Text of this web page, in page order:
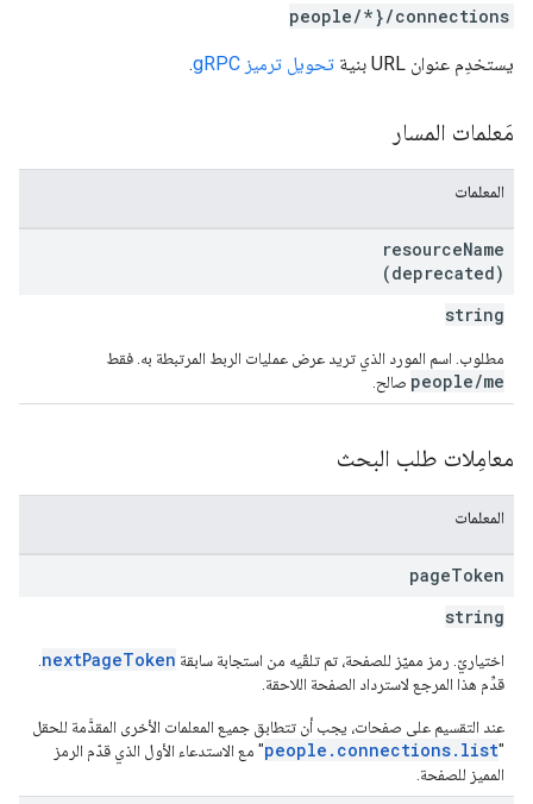
people/*}/connections
يستخدِم عنوان URL بنية تحويل ترميز gRPC .
مَعلمات المسار
المعلمات
resourceName
(deprecated)
string
مطلوب. اسم المورد الذي تريد عرض عمليات الربط المرتبطة به. فقط
people/me صالح.
معامِلات طلب البحث
المعلمات
pageToken
string
اختياريّ. رمز مميّز للصفحة، تم تلقّيه من استجابة سابقة nextPageToken
قدِّم هذا المرجع لاسترداد الصفحة اللاحقة.
عند التقسيم على صفحات، يجب أن تتطابق جميع المعلمات الأخرى المقدَّمة للحقل
"
people.connections.list" مع الاستدعاء الأول الذي قدّم الرمز
المميز للصفحة.